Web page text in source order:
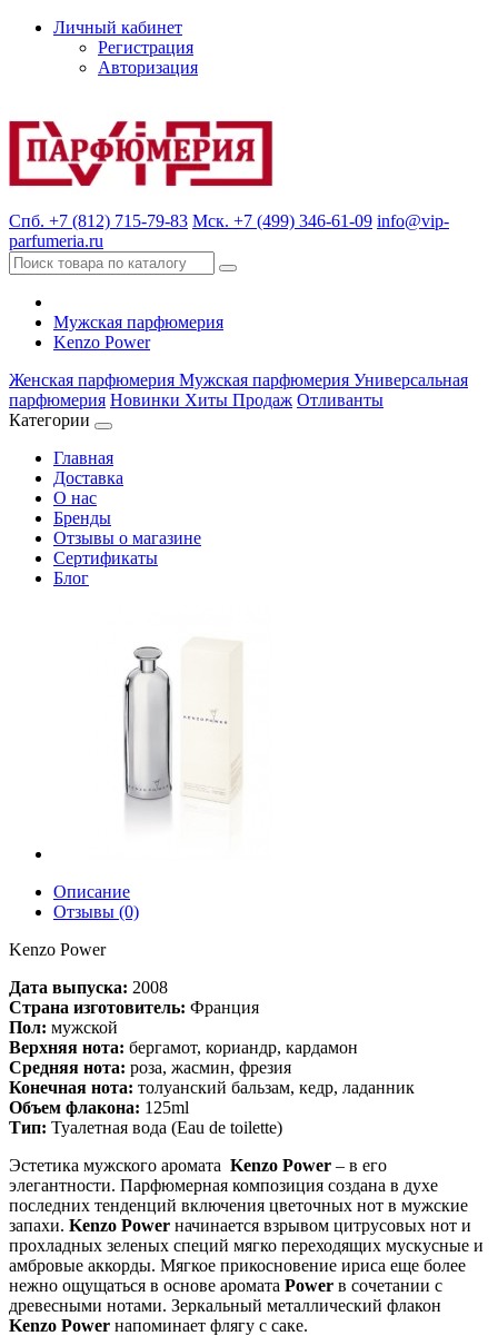
Личный кабинет
Регистрация
Авторизация
Спб. +7 (812) 715-79-83 Мск. +7 (499) 346-61-09 info@vip-
parfumeria.ru
Мужская парфюмерия
Kenzo Power
Женская парфюмерия Мужская парфюмерия Универсальная
парфюмерия Новинки Хиты Продаж Отливанты
Категории
Главная
Доставка
О нас
Бренды
Отзывы о магазине
Сертификаты
Блог
Описание
Отзывы (0)
Kenzo Power
Дата выпуска: 2008
Страна изготовитель: Франция
Пол: мужской
Верхняя нота: бергамот, кориандр, кардамон
Средняя нота: роза, жасмин, фрезия
Конечная нота: толуанский бальзам, кедр, ладанник
Объем флакона: 125ml
Тип: Туалетная вода (Eau de toilette)
Эстетика мужского аромата Kenzo Power – в его
элегантности. Парфюмерная композиция создана в духе
последних тенденций включения цветочных нот в мужские
запахи. Kenzo Power начинается взрывом цитрусовых нот и
прохладных зеленых специй мягко переходящих мускусные и
амбровые аккорды. Мягкое прикосновение ириса еще более
нежно ощущаться в основе аромата Power в сочетании с
древесными нотами. Зеркальный металлический флакон
Kenzo Power напоминает флягу с саке.